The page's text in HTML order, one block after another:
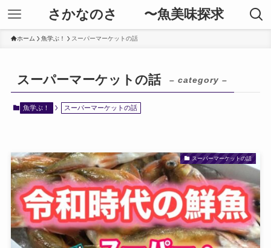
さかなのさ 〜魚美味探求
ホーム 魚学ぶ！ スーパーマーケットの話
スーパーマーケットの話 – category –
魚学ぶ！ スーパーマーケットの話
スーパーマーケットの話